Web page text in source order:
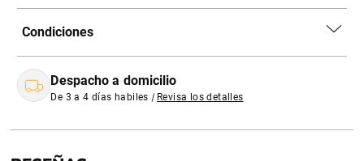
Condiciones
Despacho a domicilio
De 3 a 4 días habiles | Revisa los detalles